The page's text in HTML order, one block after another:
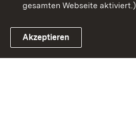
Link zum Landesportal
gesamten Webseite aktiviert.)
Akzeptieren